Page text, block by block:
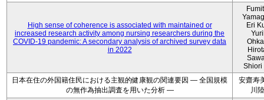
High sense of coherence is associated with maintained or
increased research activity among nursing researchers during the
COVID-19 pandemic: A secondary analysis of archived survey data
in 2022
Eri
Shiori
日本在住の外国籍住民における主観的健康観の関連要因 ― 全国規模
の無作為抽出調査を用いた分析 ―
安齋寿
川